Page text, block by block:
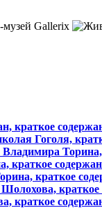
краткое
Гоголя,
Торина,
краткое
краткое
краткое
краткое